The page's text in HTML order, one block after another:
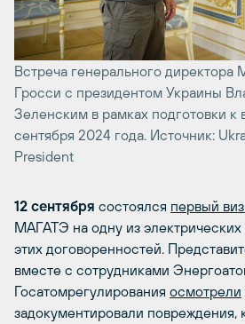
Встреча генерального
Гросси с президентом Украины
Зеленским в рамках подготовки к
сентября 2024 года. Источник:
President
12 сентября состоялся первый
МАГАТЭ на одну из
этих договоренностей.
вместе с сотрудниками
Госатомрегулирования осмотрели
задокументировали повреждения,